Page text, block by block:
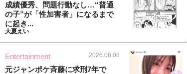
成績優秀、問題行動なし…“普通
の子”が「性加害者」になるまで
に起き...
大夏えい
Entertainment 2026.08.08
元ジャンポケ斉藤に求刑7年で